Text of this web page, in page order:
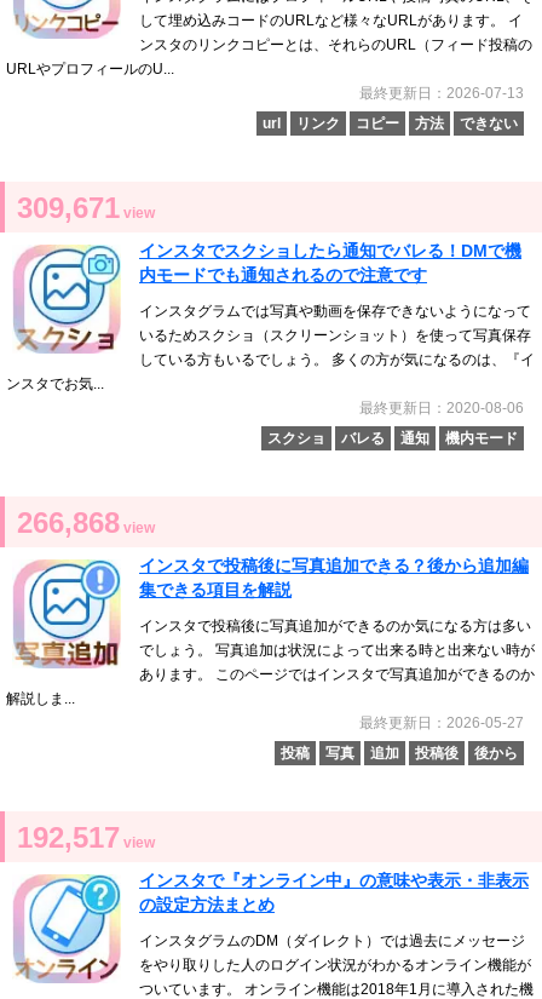
して埋め込みコードのURLなど様々なURLがあります。 イ
ンスタのリンクコピーとは、それらのURL（フィード投稿の
URLやプロフィールのU...
最終更新日：2026-07-13
url
リンク コピー 方法 できない
309,671 view
インスタでスクショしたら通知でバレる！DMで機
内モードでも通知されるので注意です
インスタグラムでは写真や動画を保存できないようになって
いるためスクショ（スクリーンショット）を使って写真保存
している方もいるでしょう。 多くの方が気になるのは、『イ
ンスタでお気...
最終更新日：2020-08-06
スクショ
バレる 通知 機内モード
266,868 view
インスタで投稿後に写真追加できる？後から追加編
集できる項目を解説
インスタで投稿後に写真追加ができるのか気になる方は多い
でしょう。 写真追加は状況によって出来る時と出来ない時が
あります。 このページではインスタで写真追加ができるのか
解説しま...
最終更新日：2026-05-27
投稿
写真 追加 投稿後 後から
192,517 view
インスタで『オンライン中』の意味や表示・非表示
の設定方法まとめ
インスタグラムのDM（ダイレクト）では過去にメッセージ
をやり取りした人のログイン状況がわかるオンライン機能が
ついています。 オンライン機能は2018年1月に導入された機